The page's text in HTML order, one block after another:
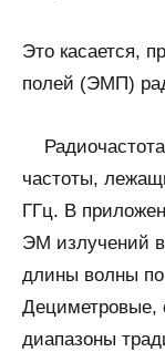
Это касается,
полей (ЭМП)
частоты,
ГГц. В
ЭМ излучений
длины волны
Дециметровые,
диапазоны